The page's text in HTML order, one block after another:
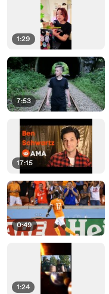
1:29
7:53
17:15
0:49
1:24